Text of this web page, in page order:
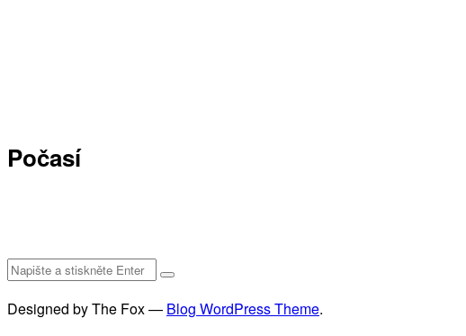
Počasí
Designed by The Fox — Blog WordPress Theme.